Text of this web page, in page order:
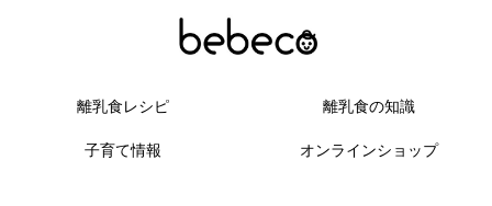
離乳食レシピ 離乳食の知識
子育て情報 オンラインショップ